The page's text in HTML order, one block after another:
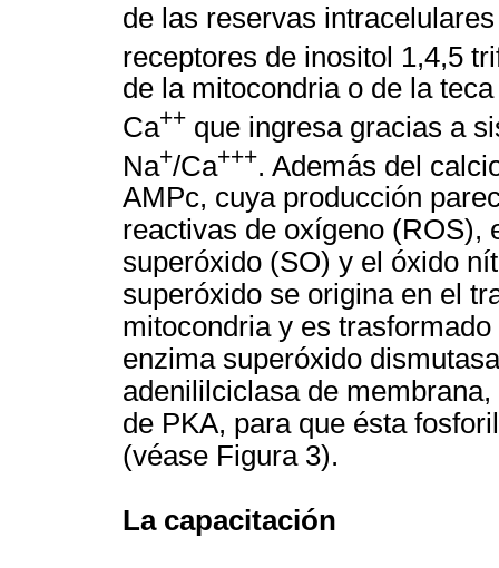
de las reservas
receptores de inositol 1,4,5
de la mitocondria o de la
Ca++ que ingresa gracias a
Na+/Ca+++. Además del
AMPc, cuya producción
reactivas de oxígeno (ROS),
superóxido (SO) y el óxido
superóxido se origina en el
mitocondria y es
enzima superóxido
adenililciclasa de
de PKA, para que ésta
(véase Figura 3).
La capacitación